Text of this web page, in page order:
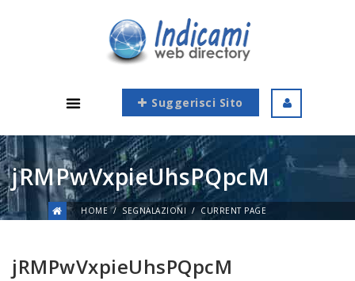
Suggerisci Sito
jRMPwVxpieUhsPQpcM
HOME SEGNALAZIONI CURRENT PAGE
jRMPwVxpieUhsPQpcM